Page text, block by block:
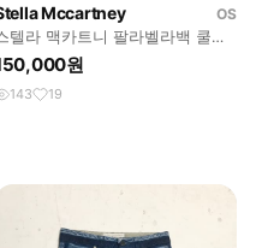
Mccartney
OS
텔라 맥카트니 팔라벨라백 쿨그
이
원
143 19